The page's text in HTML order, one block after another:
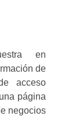
en
de
acceso
página
negocios